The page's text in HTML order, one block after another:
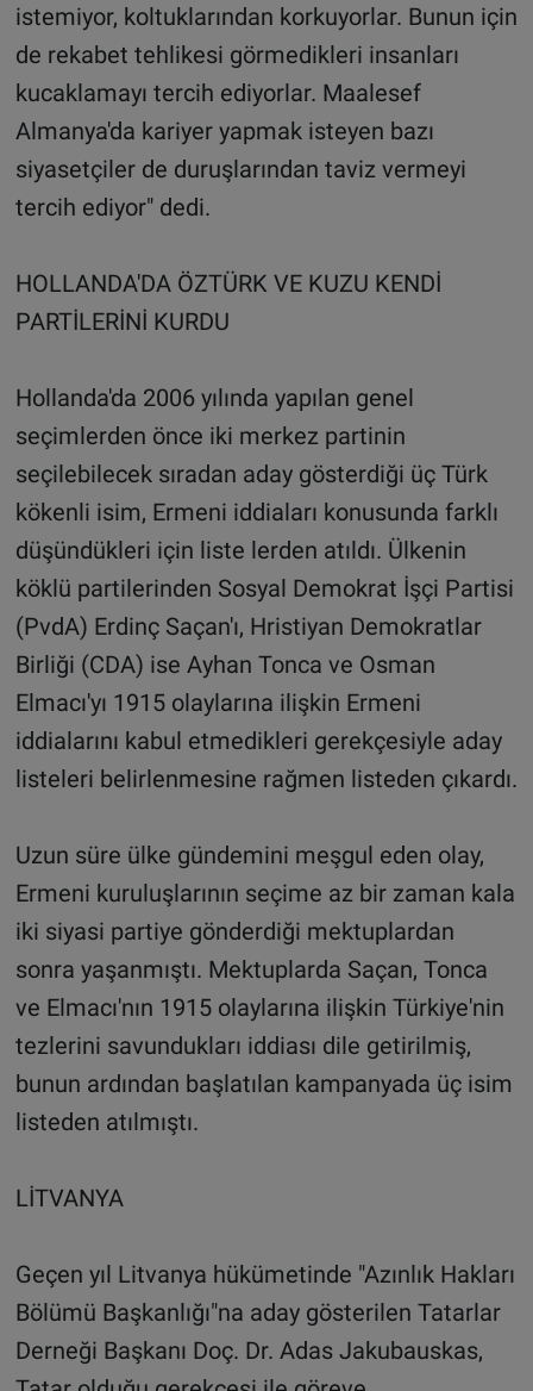
istemiyor, koltuklarından korkuyorlar. Bunun için
de rekabet tehlikesi görmedikleri insanları
kucaklamayı tercih ediyorlar. Maalesef
Almanya'da kariyer yapmak isteyen bazı
siyasetçiler de duruşlarından taviz vermeyi
tercih ediyor" dedi.
HOLLANDA'DA ÖZTÜRK VE KUZU KENDİ
PARTİLERİNİ KURDU
Hollanda'da 2006 yılında yapılan genel
seçimlerden önce iki merkez partinin
seçilebilecek sıradan aday gösterdiği üç Türk
kökenli isim, Ermeni iddiaları konusunda farklı
düşündükleri için liste lerden atıldı. Ülkenin
köklü partilerinden Sosyal Demokrat İşçi Partisi
(PvdA) Erdinç Saçan'ı, Hristiyan Demokratlar
Birliği (CDA) ise Ayhan Tonca ve Osman
Elmacı'yı 1915 olaylarına ilişkin Ermeni
iddialarını kabul etmedikleri gerekçesiyle aday
listeleri belirlenmesine rağmen listeden çıkardı.
Uzun süre ülke gündemini meşgul eden olay,
Ermeni kuruluşlarının seçime az bir zaman kala
iki siyasi partiye gönderdiği mektuplardan
sonra yaşanmıştı. Mektuplarda Saçan, Tonca
ve Elmacı'nın 1915 olaylarına ilişkin Türkiye'nin
tezlerini savundukları iddiası dile getirilmiş,
bunun ardından başlatılan kampanyada üç isim
listeden atılmıştı.
LİTVANYA
Geçen yıl Litvanya hükümetinde "Azınlık Hakları
Bölümü Başkanlığı"na aday gösterilen Tatarlar
Derneği Başkanı Doç. Dr. Adas Jakubauskas,